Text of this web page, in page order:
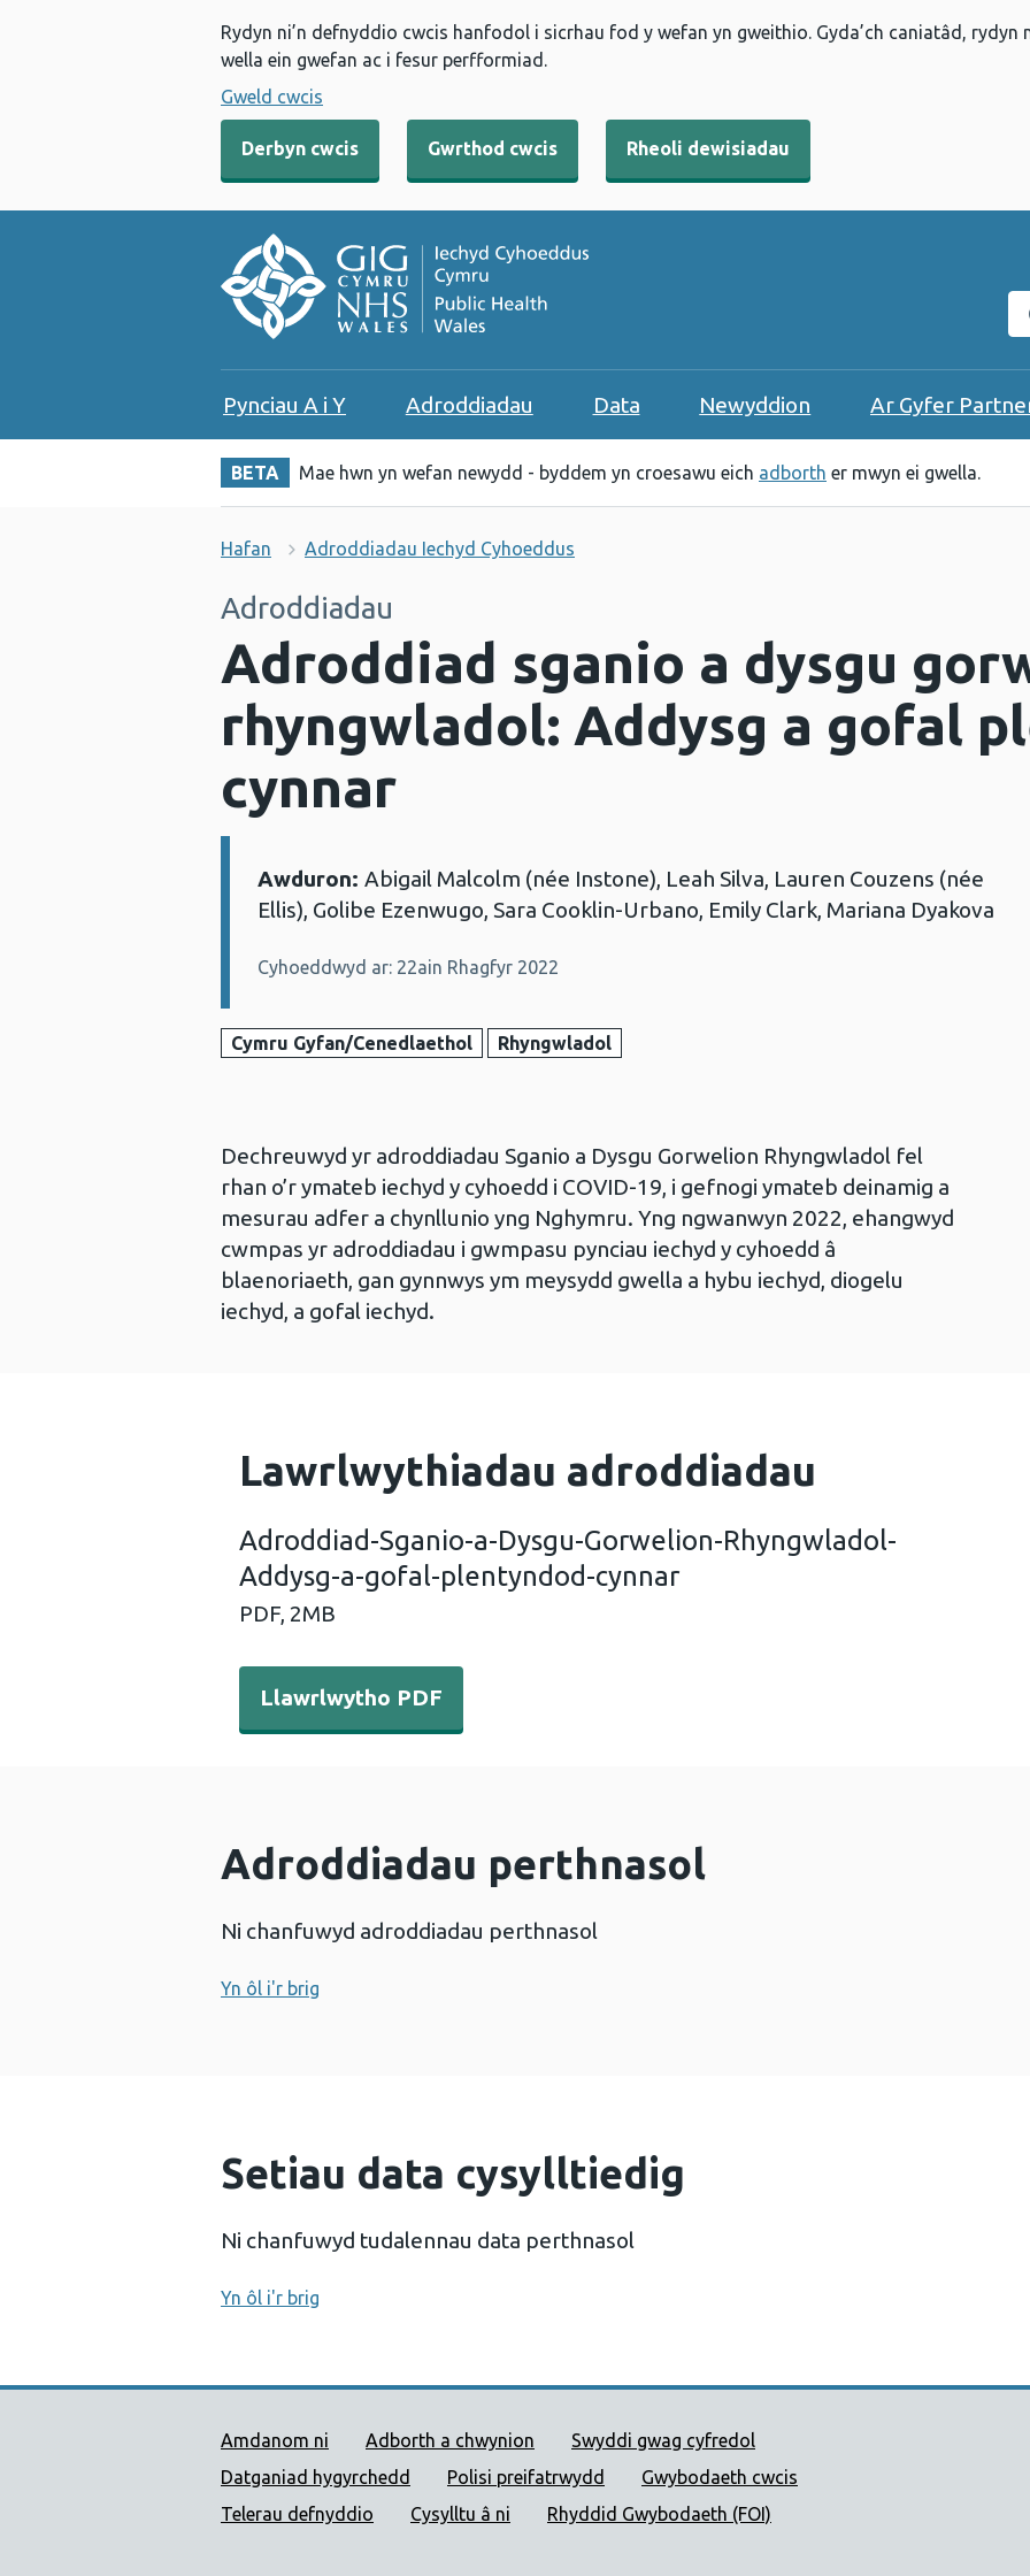
Rydyn ni’n defnyddio cwcis hanfodol i sicrhau fod y wefan yn gweithio. Gyda’ch caniatâd,
wella ein gwefan ac i fesur perfformiad.
Gweld cwcis
Derbyn cwcis Gwrthod cwcis Rheoli dewisiadau
Pynciau A i Y Adroddiadau Data Newyddion Ar Gyfer
BETA Mae hwn yn wefan newydd - byddem yn croesawu eich adborth er mwyn ei gwella.
Hafan Adroddiadau Iechyd Cyhoeddus
Adroddiadau
Adroddiad sganio a dysgu
rhyngwladol: Addysg a gofal
cynnar
Manylion:
Awduron: Abigail Malcolm (née Instone), Leah Silva, Lauren Couzens (née
Ellis), Golibe Ezenwugo, Sara Cooklin-Urbano, Emily Clark, Mariana Dyakova
Cyhoeddwyd ar: 22ain Rhagfyr 2022
Cymru Gyfan/Cenedlaethol Rhyngwladol
Dechreuwyd yr adroddiadau Sganio a Dysgu Gorwelion Rhyngwladol fel
rhan o’r ymateb iechyd y cyhoedd i COVID-19, i gefnogi ymateb deinamig a
mesurau adfer a chynllunio yng Nghymru. Yng ngwanwyn 2022, ehangwyd
cwmpas yr adroddiadau i gwmpasu pynciau iechyd y cyhoedd â
blaenoriaeth, gan gynnwys ym meysydd gwella a hybu iechyd, diogelu
iechyd, a gofal iechyd.
Lawrlwythiadau adroddiadau
Adroddiad-Sganio-a-Dysgu-Gorwelion-Rhyngwladol-
Addysg-a-gofal-plentyndod-cynnar
PDF, 2MB
Llawrlwytho PDF - Adroddiad-Sganio-a-Dysgu-Gorwelion-Rhyngwladol-
Llawrlwytho PDF
Adroddiadau perthnasol
Ni chanfuwyd adroddiadau perthnasol
Yn ôl i'r brig
Setiau data cysylltiedig
Ni chanfuwyd tudalennau data perthnasol
Yn ôl i'r brig
Dolenni Cymorth Iechyd Cyhoeddus Cymru
Amdanom ni Adborth a chwynion
Swyddi gwag cyfredol
Datganiad hygyrchedd
Polisi preifatrwydd
Gwybodaeth cwcis
Telerau defnyddio
Cysylltu â ni Rhyddid Gwybodaeth (FOI)